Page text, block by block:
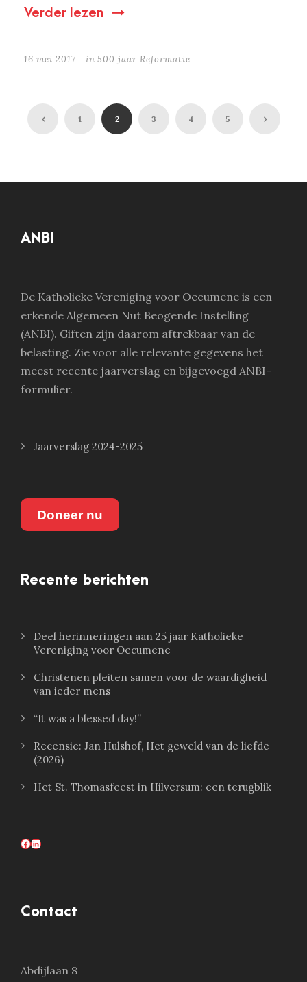
Verder lezen
16 mei 2017 in 500 jaar Reformatie
1 2 3 4 5
ANBI
De Katholieke Vereniging voor Oecumene is een
erkende Algemeen Nut Beogende Instelling
(ANBI). Giften zijn daarom aftrekbaar van de
belasting. Zie voor alle relevante gegevens het
meest recente jaarverslag en bijgevoegd ANBI-
formulier.
Jaarverslag 2024-2025
Doneer nu
Recente berichten
Deel herinneringen aan 25 jaar Katholieke
Vereniging voor Oecumene
Christenen pleiten samen voor de waardigheid
van ieder mens
“It was a blessed day!”
Recensie: Jan Hulshof, Het geweld van de liefde
(2026)
Het St. Thomasfeest in Hilversum: een terugblik
Facebook LinkedIn
Contact
Abdijlaan 8